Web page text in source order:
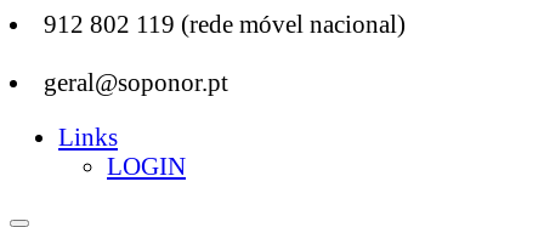
912 802 119 (rede móvel nacional)
geral@soponor.pt
Links
LOGIN